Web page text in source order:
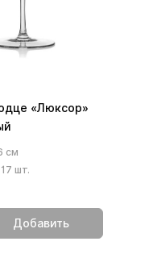
«Люксор»
см
шт.
Добавить